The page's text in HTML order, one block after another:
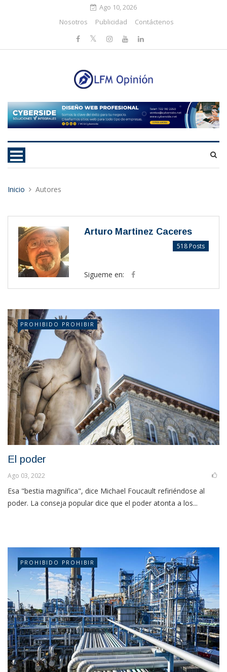
Ago 10, 2026
Nosotros
Publicidad Contáctenos
Inicio Autores
Arturo Martinez Caceres
518 Posts
Sigueme en:
PROHIBIDO PROHIBIR
El poder
Ago 03, 2022
Esa "bestia magnífica", dice Michael Foucault refiriéndose al
poder. La conseja popular dice que el poder atonta a los...
PROHIBIDO PROHIBIR